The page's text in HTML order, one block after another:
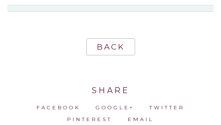
BACK
SHARE
FACEBOOK GOOGLE+
TWITTER
PINTEREST
EMAIL